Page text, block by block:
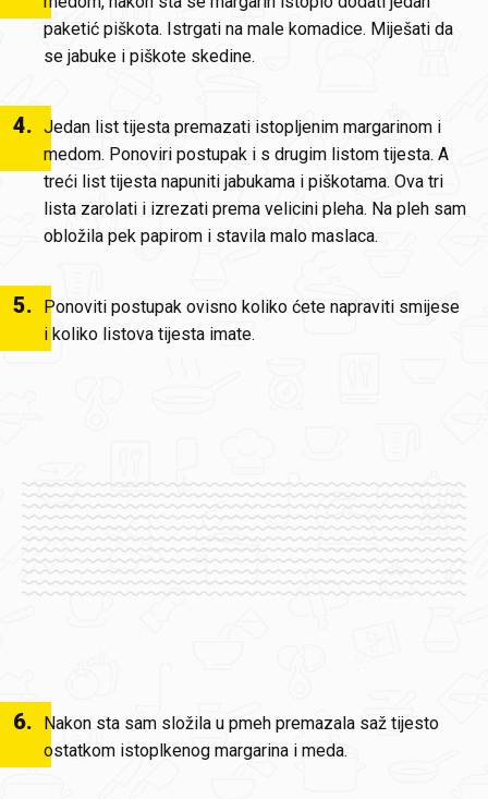
paketić piškota. Istrgati na male komadice. Miješati da
se jabuke i piškote skedine.
4. Jedan list tijesta premazati istopljenim margarinom i
medom. Ponoviri postupak i s drugim listom tijesta. A
treći list tijesta napuniti jabukama i piškotama. Ova tri
lista zarolati i izrezati prema velicini pleha. Na pleh sam
obložila pek papirom i stavila malo maslaca.
5.
Ponoviti postupak ovisno koliko ćete napraviti smijese
i koliko listova tijesta imate.
6.
Nakon sta sam složila u pmeh premazala saž tijesto
ostatkom istoplkenog margarina i meda.